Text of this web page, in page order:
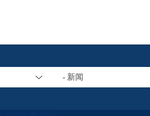
- 新闻